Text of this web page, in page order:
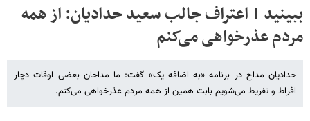
ببینید | اعتراف جالب سعید حدادیان: از همه
مردم عذرخواهی می‌کنم
حدادیان مداح در برنامه «به اضافه یک» گفت: ما مداحان بعضی اوقات دچار
افراط و تفریط می‌شویم بابت همین از همه مردم عذرخواهی می‌کنم.